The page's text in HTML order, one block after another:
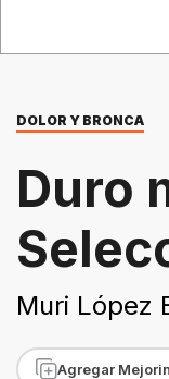
DOLOR Y BRONCA
Duro
Muri López
Agregar